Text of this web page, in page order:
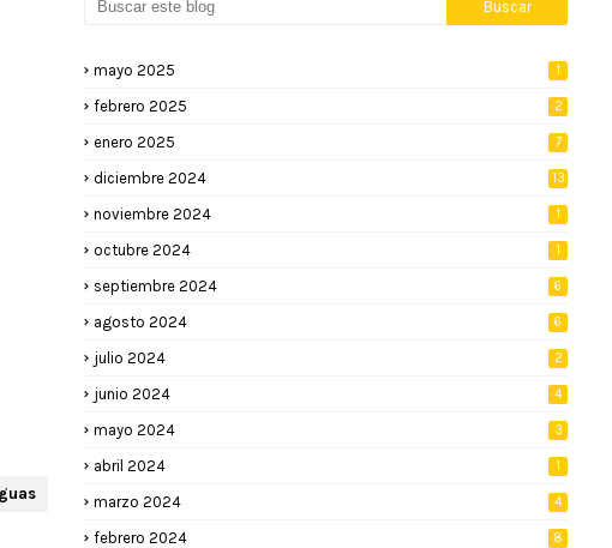
mayo 2025 1
febrero 2025 2
enero 2025 7
diciembre 2024 13
noviembre 2024 1
octubre 2024 1
septiembre 2024 6
agosto 2024 6
julio 2024 2
junio 2024 4
mayo 2024 3
abril 2024 1
marzo 2024 4
febrero 2024 8